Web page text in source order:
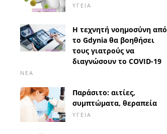
ΥΓΕΊΑ
Η τεχνητή νοημοσύνη από
το Gdynia θα βοηθήσει
τους γιατρούς να
διαγνώσουν το COVID-19
ΝΈΑ
Παράσιτο: αιτίες,
συμπτώματα, θεραπεία
ΥΓΕΊΑ